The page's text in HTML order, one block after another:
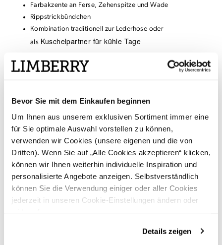
Bevor Sie mit dem Einkaufen beginnen
Um Ihnen aus unserem exklusiven Sortiment immer eine
für Sie optimale Auswahl vorstellen zu können,
verwenden wir Cookies (unsere eigenen und die von
Dritten). Wenn Sie auf „Alle Cookies akzeptieren“ klicken,
können wir Ihnen weiterhin individuelle Inspiration und
personalisierte Angebote anzeigen. Selbstverständlich
können Sie die Verwendung einiger oder aller Cookies
jederzeit in unseren Cookie-Einstellungen ändern oder
Details zeigen
Farbakzente an Ferse, Zehenspitze und Wade
Rippstrickbündchen
Kombination traditionell zur Lederhose oder
als Kuschelpartner für kühle Tage
Größe & Passform
Material & Pflege
Versand & Rückgabe
ÄHNLICHE PRODUKTE